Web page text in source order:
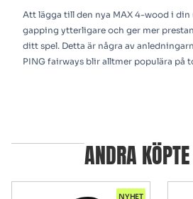
Att lägga till den nya MAX 4-wood i
gapping ytterligare och ger mer
ditt spel. Detta är några av
PING fairways blir alltmer populära på
ANDRA
NYHET